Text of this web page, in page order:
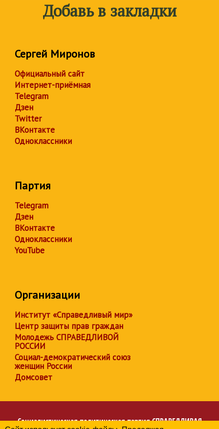
Добавь в закладки
Сергей Миронов
Официальный сайт
Интернет-приёмная
Telegram
Дзен
Twitter
ВКонтакте
Одноклассники
Партия
Telegram
Дзен
ВКонтакте
Одноклассники
YouTube
Организации
Институт «Справедливый мир»
Центр защиты прав граждан
Молодежь СПРАВЕДЛИВОЙ
РОССИИ
Социал-демократический союз
женщин России
Домсовет
Социалистическая политическая партияСПРАВЕДЛИВАЯ